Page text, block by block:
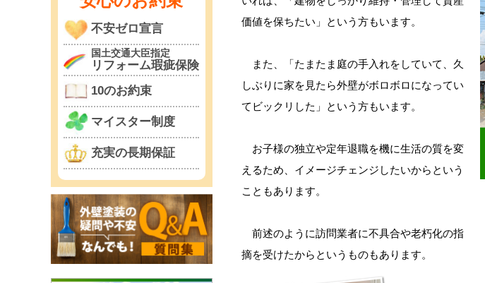
価値を保ちたい」という方もいます。
また、「たまたま庭の手入れをしていて、久
しぶりに家を見たら外壁がボロボロになってい
てビックリした」という方もいます。
お子様の独立や定年退職を機に生活の質を変
えるため、イメージチェンジしたいからという
こともあります。
前述のように訪問業者に不具合や老朽化の指
摘を受けたからというものもあります。
不安ゼロ宣言
国土交通大臣指定
リフォーム瑕疵保険
10のお約束
マイスター制度
充実の長期保証